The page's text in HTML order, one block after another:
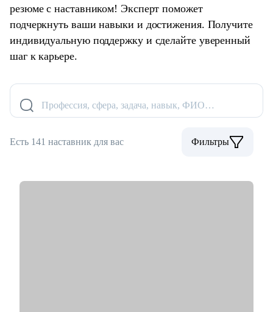
резюме с наставником! Эксперт поможет
подчеркнуть ваши навыки и достижения. Получите
индивидуальную поддержку и сделайте уверенный
шаг к карьере.
Профессия, сфера, задача, навык, ФИО…
Есть 141 наставник для вас Фильтры